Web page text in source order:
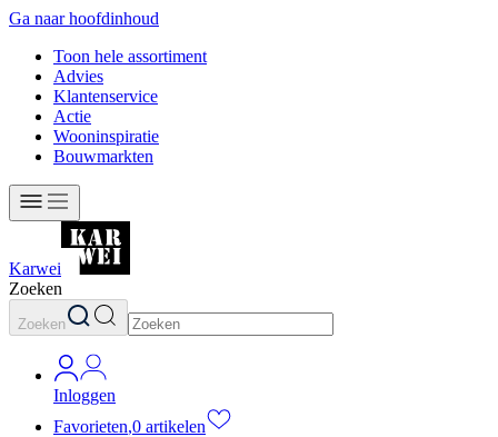
Ga naar hoofdinhoud
Toon hele assortiment
Advies
Klantenservice
Actie
Wooninspiratie
Bouwmarkten
Karwei
Zoeken
Zoeken
Inloggen
Favorieten,0 artikelen